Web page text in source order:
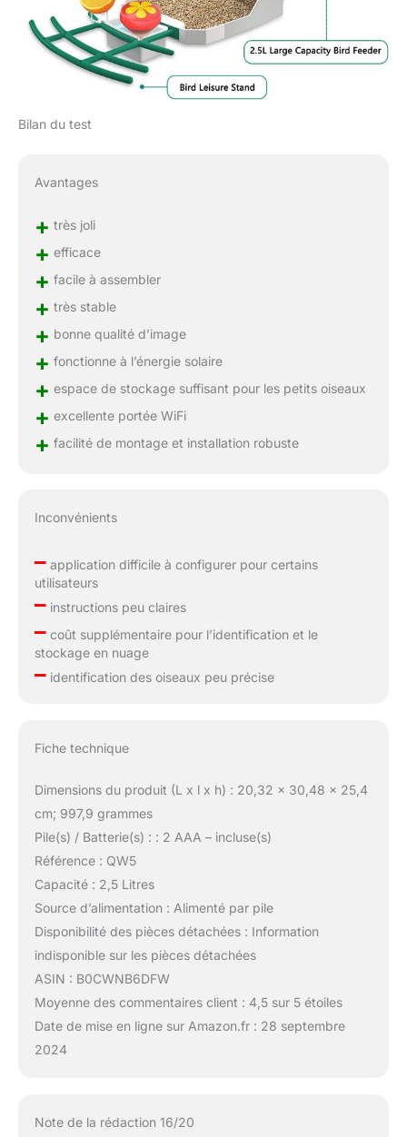
Bilan du test
Avantages
+ très joli
+ efficace
+ facile à assembler
+ très stable
+ bonne qualité d’image
+ fonctionne à l’énergie solaire
+ espace de stockage suffisant pour les petits oiseaux
+ excellente portée WiFi
+ facilité de montage et installation robuste
Inconvénients
–application difficile à configurer pour certains
utilisateurs
–instructions peu claires
–coût supplémentaire pour l’identification et le
stockage en nuage
–identification des oiseaux peu précise
Fiche technique
Dimensions du produit (L x l x h) : 20,32 x 30,48 x 25,4
cm; 997,9 grammes
Pile(s) / Batterie(s) : : 2 AAA – incluse(s)
Référence : QW5
Capacité : 2,5 Litres
Source d’alimentation : Alimenté par pile
Disponibilité des pièces détachées : Information
indisponible sur les pièces détachées
ASIN : B0CWNB6DFW
Moyenne des commentaires client : 4,5 sur 5 étoiles
Date de mise en ligne sur Amazon.fr : 28 septembre
2024
Note de la rédaction 16/20